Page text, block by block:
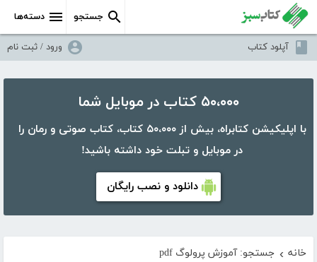
دسته‌ها جستجو
آپلود کتاب ورود / ثبت نام
۵۰،۰۰۰ کتاب در موبایل شما
با اپلیکیشن کتابراه، بیش از ۵۰،۰۰۰ کتاب، کتاب صوتی و رمان را
در موبایل و تبلت خود داشته باشید!
دانلود و نصب رایگان
خانه › جستجو: آموزش پرولوگ pdf